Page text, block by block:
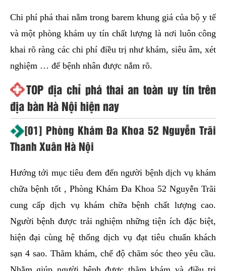
Chi phí phá thai nằm trong barem khung giá của bộ y tế
và một phòng khám uy tín chất lượng là nơi luôn công
khai rõ ràng các chi phí điều trị như khám, siêu âm, xét
nghiệm … để bệnh nhân được nắm rõ.
TOP địa chỉ phá thai an toàn uy tín trên
địa bàn Hà Nội hiện nay
[01] Phòng Khám Đa Khoa 52 Nguyễn Trãi
Thanh Xuân Hà Nội
Hướng tới mục tiêu đem đến người bệnh dịch vụ khám
chữa bệnh tốt , Phòng Khám Đa Khoa 52 Nguyễn Trãi
cung cấp dịch vụ khám chữa bệnh chất lượng cao.
Người bệnh được trải nghiệm những tiện ích đặc biệt,
hiện đại cùng hệ thống dịch vụ đạt tiêu chuẩn khách
sạn 4 sao. Thăm khám, chế độ chăm sóc theo yêu cầu.